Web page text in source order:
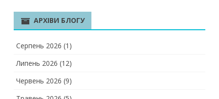
АРХІВИ БЛОГУ
Серпень 2026 (1)
Липень 2026 (12)
Червень 2026 (9)